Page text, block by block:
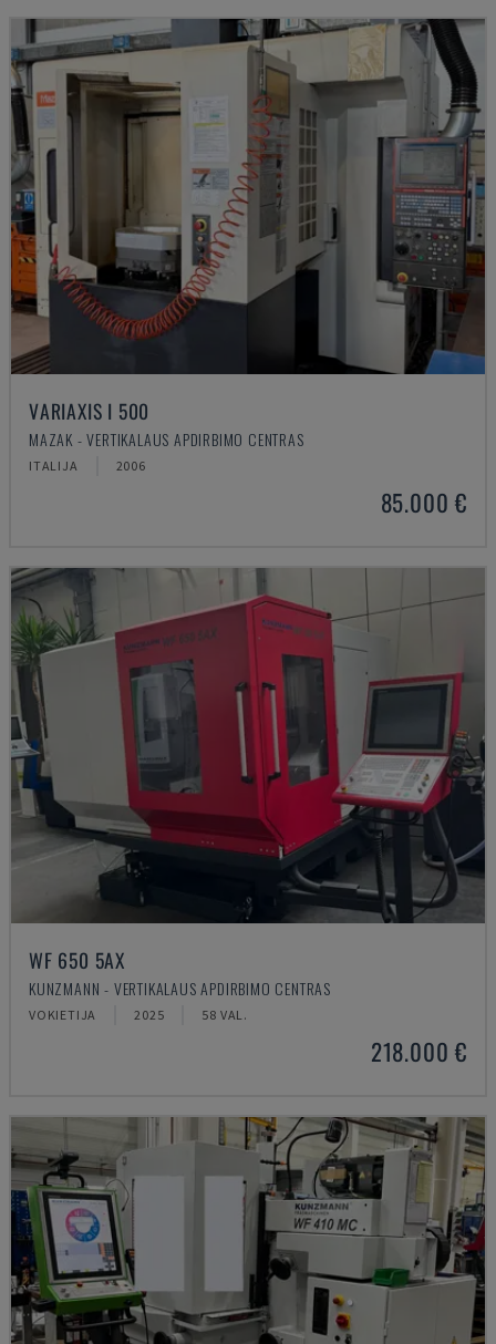
VARIAXIS I 500
MAZAK - VERTIKALAUS APDIRBIMO CENTRAS
ITALIJA 2006
85.000 €
WF 650 5AX
KUNZMANN - VERTIKALAUS APDIRBIMO CENTRAS
VOKIETIJA 2025 58 VAL.
218.000 €